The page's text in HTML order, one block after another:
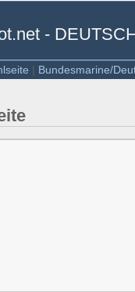
-
| Bundesmarine/